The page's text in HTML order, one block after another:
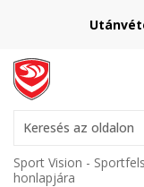
Keresés az oldalon
Sport Vision -
honlapjára